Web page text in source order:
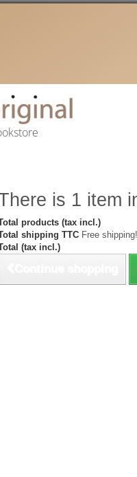
is 1 item
products (tax incl.)
shipping TTC Free shipping!
(tax incl.)